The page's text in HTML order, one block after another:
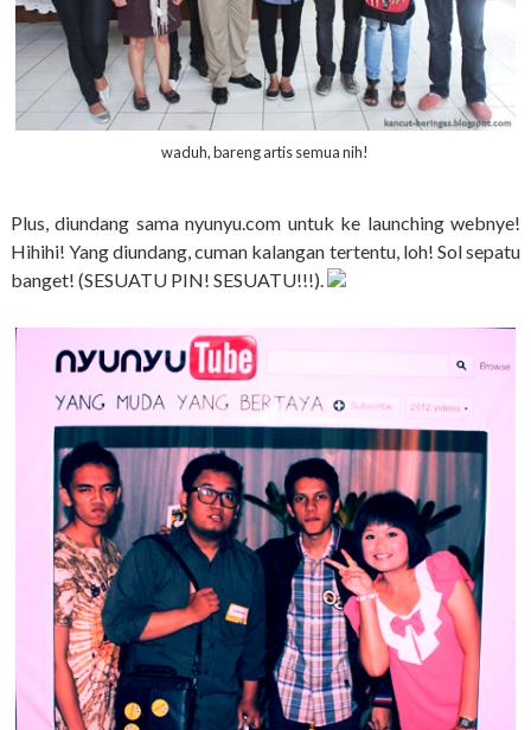
waduh, bareng artis semua nih!
Plus, diundang sama nyunyu.com untuk ke launching webnye!
Hihihi! Yang diundang, cuman kalangan tertentu, loh! Sol sepatu
banget! (SESUATU PIN! SESUATU!!!).